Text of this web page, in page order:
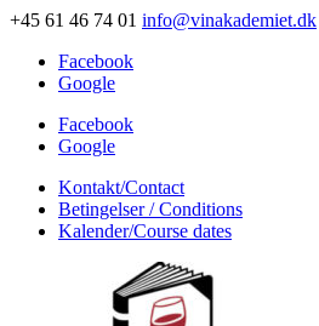
+45 61 46 74 01 info@vinakademiet.dk
Facebook
Google
Facebook
Google
Kontakt/Contact
Betingelser / Conditions
Kalender/Course dates